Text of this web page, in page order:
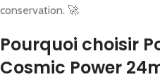
conservation. 🚀
Pourquoi choisir
Cosmic Power